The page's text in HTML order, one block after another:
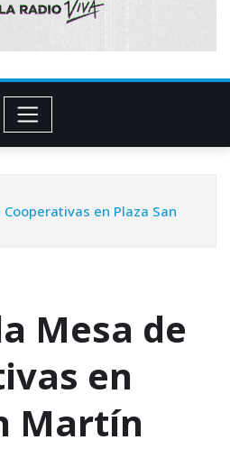
en Plaza San
Mesa de
en
Martín